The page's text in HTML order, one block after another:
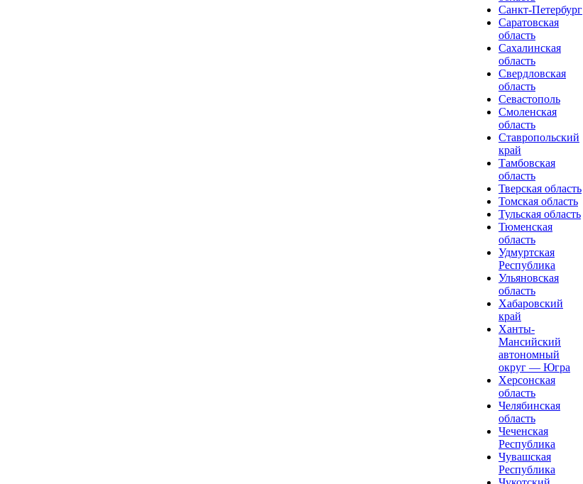
Санкт-Петербург
Саратовская
область
Сахалинская
область
Свердловская
область
Севастополь
Смоленская
область
Ставропольский
край
Тамбовская
область
Тверская область
Томская область
Тульская область
Тюменская
область
Удмуртская
Республика
Ульяновская
область
Хабаровский
край
Ханты-
Мансийский
автономный
округ — Югра
Херсонская
область
Челябинская
область
Чеченская
Республика
Чувашская
Рeспублика